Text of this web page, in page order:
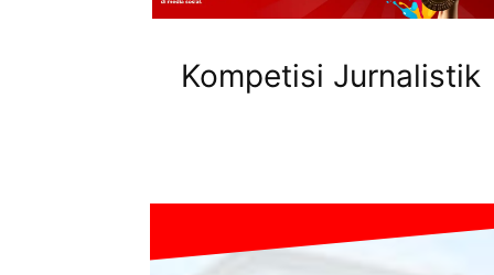
Kompetisi Jurnalistik